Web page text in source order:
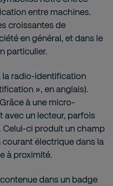
entre machines.
croissantes de
en général, et dans le
particulier.
la radio-identification
», en anglais).
à une micro-
avec un lecteur, parfois
ci produit un champ
électrique dans la
à proximité.
dans un badge